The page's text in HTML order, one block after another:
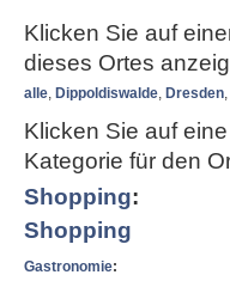
Klicken Sie auf
dieses Ortes
alle, Dippoldiswalde, Dresden,
Klicken Sie auf
Kategorie für den
Shopping:
Shopping
Gastronomie: